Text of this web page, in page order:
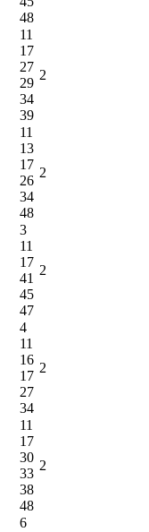
48
11
17
27
29
34
39
2
11
13
17
26
34
48
2
3
11
17
41
45
47
2
4
11
16
17
27
34
2
11
17
30
33
38
48
2
6